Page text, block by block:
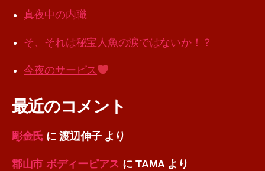
真夜中の内職
そ、それは秘宝人魚の涙ではないか！？
今夜のサービス
最近のコメント
彫金氏 に渡辺伸子より
郡山市 ボディーピアス にTAMAより